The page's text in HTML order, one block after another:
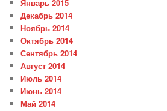
Январь 2015
Декабрь 2014
Ноябрь 2014
Октябрь 2014
Сентябрь 2014
Август 2014
Июль 2014
Июнь 2014
Май 2014